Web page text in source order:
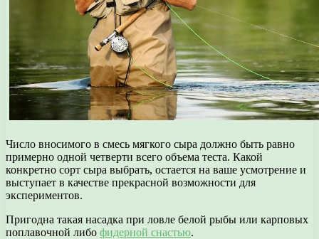
Число вносимого в смесь мягкого сыра должно быть равно
примерно одной четверти всего объема теста. Какой
конкретно сорт сыра выбрать, остается на ваше усмотрение и
выступает в качестве прекрасной возможности для
экспериментов.
Пригодна такая насадка при ловле белой рыбы или карповых
поплавочной либо фидерной снастью.